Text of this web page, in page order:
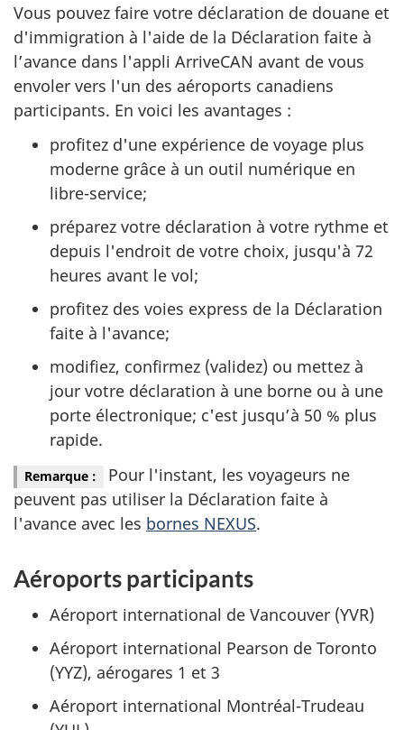
Vous pouvez faire votre déclaration de douane et
d'immigration à l'aide de la Déclaration faite à
l’avance dans l'appli ArriveCAN avant de vous
envoler vers l'un des aéroports canadiens
participants. En voici les avantages :
profitez d'une expérience de voyage plus
moderne grâce à un outil numérique en
libre-service;
préparez votre déclaration à votre rythme et
depuis l'endroit de votre choix, jusqu'à 72
heures avant le vol;
profitez des voies express de la Déclaration
faite à l'avance;
modifiez, confirmez (validez) ou mettez à
jour votre déclaration à une borne ou à une
porte électronique; c'est jusqu’à 50 % plus
rapide.
Remarque :
Pour l'instant, les voyageurs ne
peuvent pas utiliser la Déclaration faite à
l'avance avec les bornes NEXUS.
Aéroports participants
Aéroport international de Vancouver (YVR)
Aéroport international Pearson de Toronto
(YYZ), aérogares 1 et 3
Aéroport international Montréal-Trudeau